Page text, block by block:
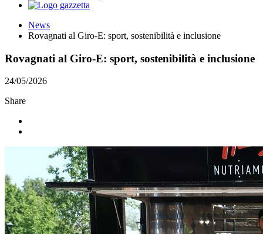
News
Rovagnati al Giro-E: sport, sostenibilità e inclusione
Rovagnati al Giro-E: sport, sostenibilità e inclusione
24/05/2026
Share